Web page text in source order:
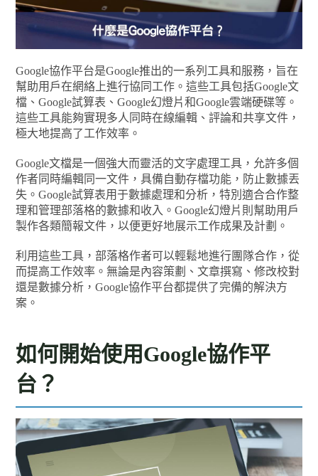
Google協作平台是Google推出的一系列工具和服務，旨在
幫助用戶在網絡上進行協同工作。這些工具包括Google文
檔、Google試算表、Google幻燈片和Google雲端硬碟等。
這些工具能夠實現多人同時在線編輯、評論和共享文件，
極大地提高了工作效率。
Google文檔是一個強大而靈活的文字處理工具，允許多個
作者同時編輯同一文件，具備自動存檔功能，防止數據丟
失。Google試算表用于數據處理和分析，特別適合合作整
理和管理部落格的數據和收入。Google幻燈片則幫助用戶
製作各類簡報文件，以便更好地展示工作成果及計劃。
利用這些工具，部落格作者可以輕鬆地進行團隊合作，從
而提高工作效率。無論是內容策劃、文章撰寫、修改校對
還是數據分析，Google協作平台都提供了完備的解決方
案。
如何開始使用Google協作平
台？